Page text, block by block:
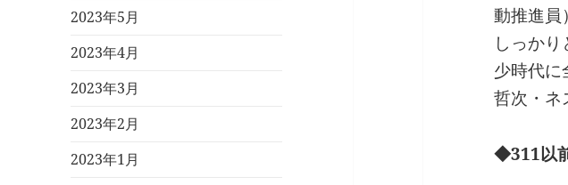
2023年5月
2023年4月
2023年3月
2023年2月
2023年1月
動推進員
しっか
少時代
哲次・ネ
◆311以